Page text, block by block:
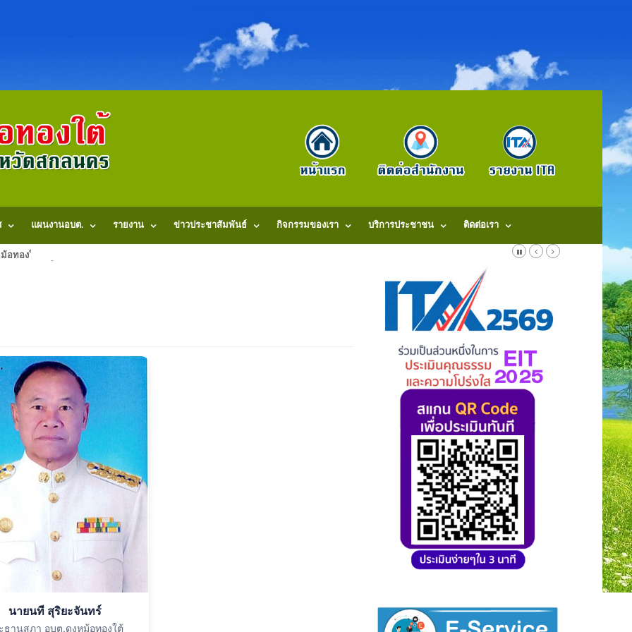
แผนงานอบต. รายงาน ข่าวประชาสัมพันธ์ กิจกรรมของเรา บริการประชาชน ติดต่อเรา
อทองใต้ หมู่ที่ 3 บ้านวังน้ำขาว ตำบลดงหม้อทองใต้ อำเภอบ้านม่วง จังหวัดสกลนคร 47140 โทรศัพท์: 042-707579. แฟ็กช์: 042707579 E-Mail:
นายนที สุริยะจันทร์
ธานสภา อบต.ดงหม้อทองใต้